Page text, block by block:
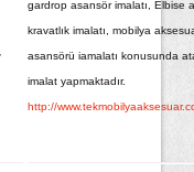
gardrop asansör imalatı, Elbise
kravatlık imalatı, mobilya
asansörü iamalatı konusunda
imalat yapmaktadır.
http://